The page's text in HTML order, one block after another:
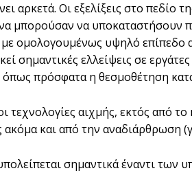
αρκετά. Οι εξελίξεις στο πεδίο
να υποκαταστήσουν
οµολογουµένως υψηλό επίπεδο
σηµαντικές ελλείψεις σε
όπως πρόσφατα η θεσµοθέτηση
αιχµής, εκτός από
ακόµα και από την
σηµαντικά έναντι